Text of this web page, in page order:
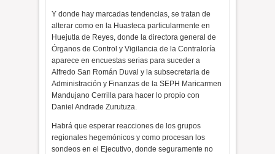
Y donde hay marcadas tendencias, se tratan de
alterar como en la Huasteca particularmente en
Huejutla de Reyes, donde la directora general de
Órganos de Control y Vigilancia de la Contraloría
aparece en encuestas serias para suceder a
Alfredo San Román Duval y la subsecretaria de
Administración y Finanzas de la SEPH Maricarmen
Mandujano Cerrilla para hacer lo propio con
Daniel Andrade Zurutuza.
Habrá que esperar reacciones de los grupos
regionales hegemónicos y como procesan los
sondeos en el Ejecutivo, donde seguramente no